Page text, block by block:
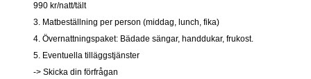
990 kr/natt/tält
3. Matbeställning per person (middag, lunch, fika)
4. Övernattningspaket: Bädade sängar, handdukar, frukost.
5. Eventuella tilläggstjänster
-> Skicka din förfrågan